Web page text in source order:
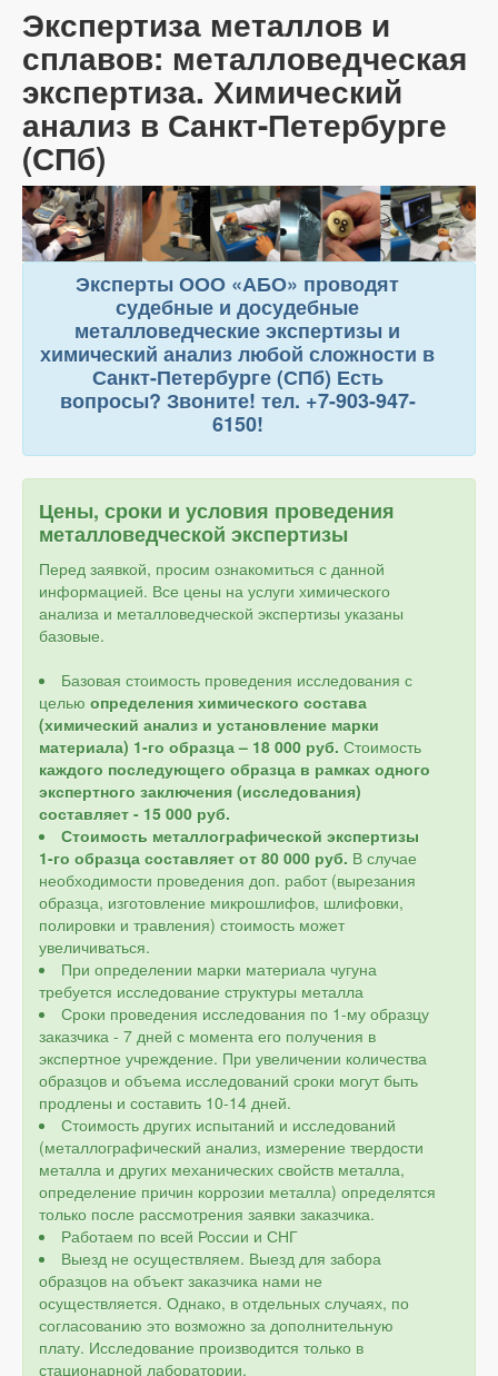
Экспертиза металлов и
сплавов: металловедческая
экспертиза. Химический
анализ в Санкт-Петербурге
(СПб)
Эксперты ООО «АБО» проводят
судебные и досудебные
металловедческие экспертизы и
химический анализ любой сложности в
Санкт-Петербурге (СПб) Есть
вопросы? Звоните! тел. +7-903-947-
6150!
Цены, сроки и условия проведения
металловедческой экспертизы
Перед заявкой, просим ознакомиться с данной
информацией. Все цены на услуги химического
анализа и металловедческой экспертизы указаны
базовые.
Базовая стоимость проведения исследования с
целью определения химического состава
(химический анализ и установление марки
материала) 1-го образца – 18 000 руб. Стоимость
каждого последующего образца в рамках одного
экспертного заключения (исследования)
составляет - 15 000 руб.
Стоимость металлографической экспертизы
1-го образца составляет от 80 000 руб. В случае
необходимости проведения доп. работ (вырезания
образца, изготовление микрошлифов, шлифовки,
полировки и травления) стоимость может
увеличиваться.
При определении марки материала чугуна
требуется исследование структуры металла
Сроки проведения исследования по 1-му образцу
заказчика - 7 дней с момента его получения в
экспертное учреждение. При увеличении количества
образцов и объема исследований сроки могут быть
продлены и составить 10-14 дней.
Стоимость других испытаний и исследований
(металлографический анализ, измерение твердости
металла и других механических свойств металла,
определение причин коррозии металла) определятся
только после рассмотрения заявки заказчика.
Работаем по всей России и СНГ
Выезд не осуществляем. Выезд для забора
образцов на объект заказчика нами не
осуществляется. Однако, в отдельных случаях, по
согласованию это возможно за дополнительную
плату. Исследование производится только в
стационарной лаборатории.